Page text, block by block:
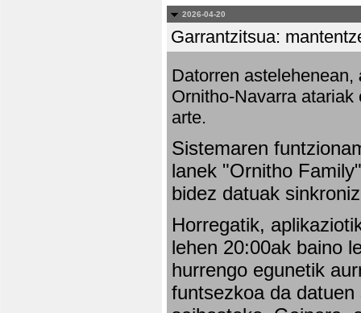
2026-04-20
Garrantzitsua:
Datorren astelehenean,
Ornitho-Navarra
arte.
Sistemaren
lanek "Ornitho
bidez datuak
Horregatik,
lehen 20:00ak baino
hurrengo egunetik
funtsezkoa da